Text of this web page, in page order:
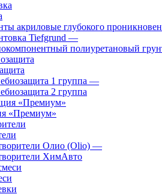
акриловые глубокого
Tiefgrund —
полиуретановый
1 группа —
2 группа
«Премиум»
Олио (Olio) —
ХимАвто